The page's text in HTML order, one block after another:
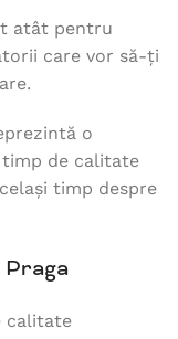
atât pentru
care vor să-ți
o
de calitate
timp despre
Praga
calitate